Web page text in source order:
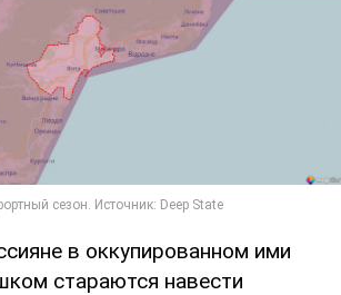
в оккупированном ими
стараются навести